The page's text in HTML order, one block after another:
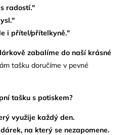
radostí."
i přítel/přítelkyně."
zabalíme do naší krásné
tašku doručíme v pevné
tašku s potiskem?
využije každý den.
na který se nezapomene.